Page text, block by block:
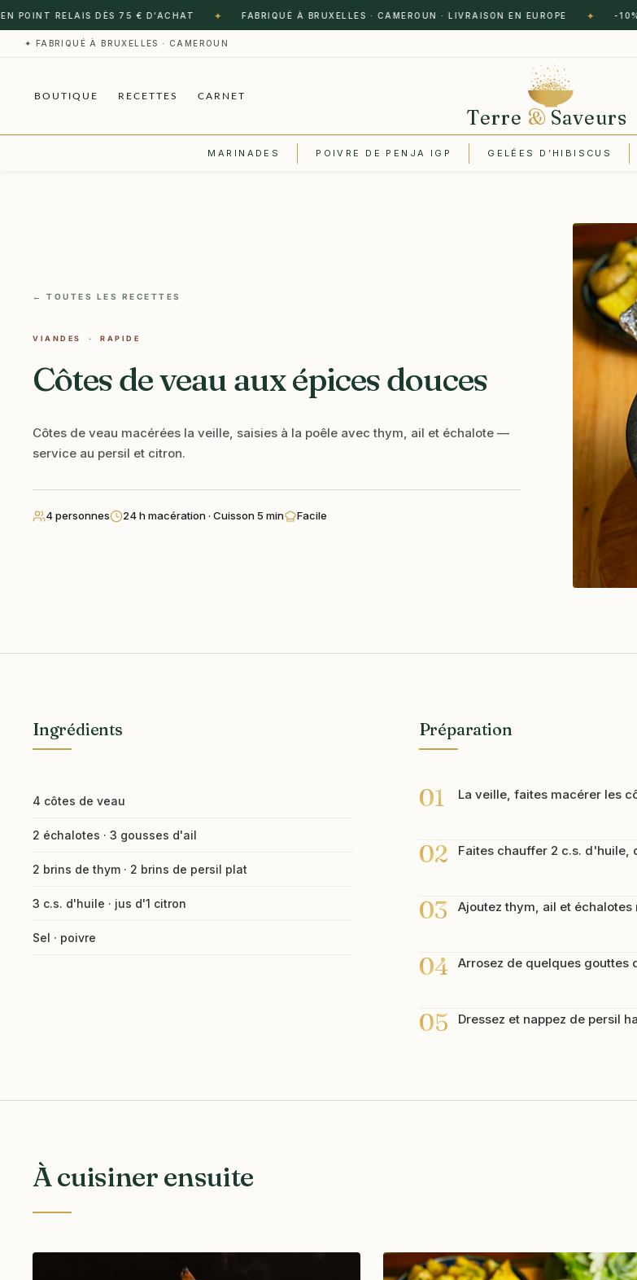
RELAIS DÈS 75 € D’ACHAT ✦ FABRIQUÉ À BRUXELLES · CAMEROUN · LIVRAISON EN EUROPE ✦ -10%
✦ FABRIQUÉ À BRUXELLES · CAMEROUN
BOUTIQUE RECETTES CARNET
Terre & Saveurs
MARINADES POIVRE DE PENJA IGP GELÉES D’HIBISCUS
← TOUTES LES RECETTES
VIANDES · RAPIDE
Côtes de veau aux épices douces
Côtes de veau macérées la veille, saisies à la poêle avec thym, ail et échalote —
service au persil et citron.
4 personnes 24 h macération · Cuisson 5 min Facile
Ingrédients
4 côtes de veau
2 échalotes · 3 gousses d'ail
2 brins de thym · 2 brins de persil plat
3 c.s. d'huile · jus d'1 citron
Sel · poivre
Préparation
01 La veille, faites macérer les
02 Faites chauffer 2 c.s. d'huile,
03 Ajoutez thym, ail et
04 Arrosez de quelques gouttes
05 Dressez et nappez de persil
À cuisiner ensuite